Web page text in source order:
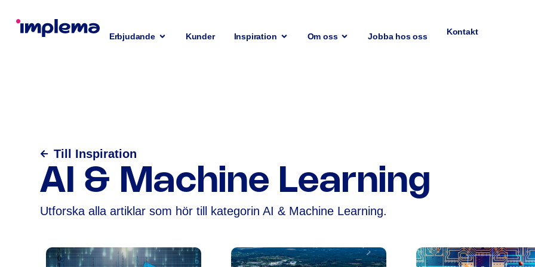
Erbjudande Kunder Inspiration Om oss Jobba hos oss Kontakt
Till Inspiration
AI & Machine Learning
Utforska alla artiklar som hör till kategorin AI & Machine Learning.